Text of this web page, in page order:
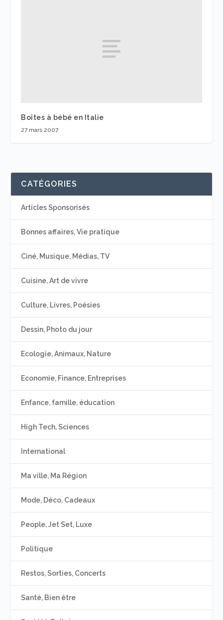
Boîtes à bébé en Italie
27 mars 2007
CATÉGORIES
Articles Sponsorisés
Bonnes affaires, Vie pratique
Ciné, Musique, Médias, TV
Cuisine, Art de vivre
Culture, Livres, Poésies
Dessin, Photo du jour
Ecologie, Animaux, Nature
Economie, Finance, Entreprises
Enfance, famille, éducation
High Tech, Sciences
International
Ma ville, Ma Région
Mode, Déco, Cadeaux
People, Jet Set, Luxe
Politique
Restos, Sorties, Concerts
Santé, Bien être